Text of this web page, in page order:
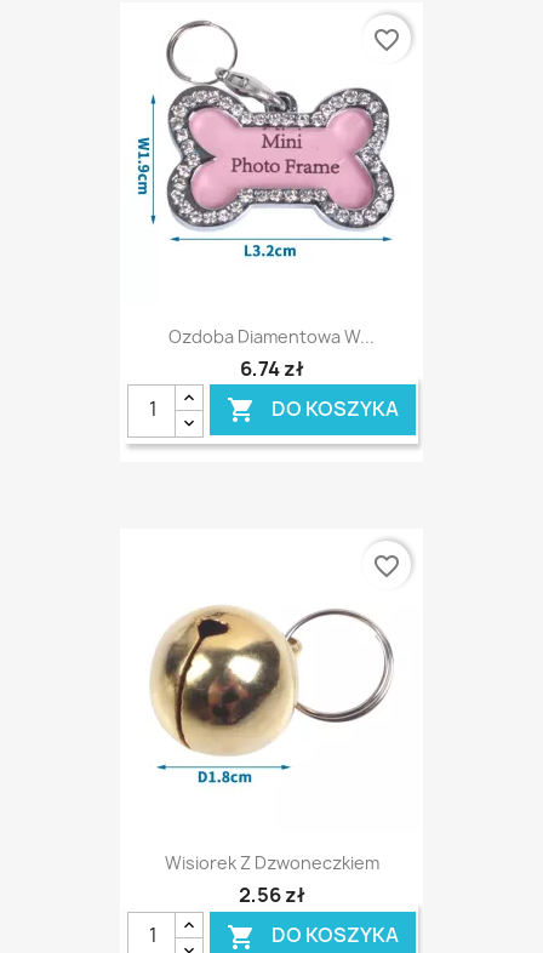
Ozdoba Diamentowa W...
6,74 zł
 DO KOSZYKA
favorite_border
Wisiorek Z Dzwoneczkiem
2,56 zł
 DO KOSZYKA
favorite_border